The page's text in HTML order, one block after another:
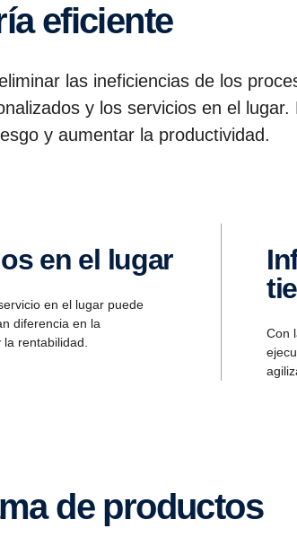
eficiente
las ineficiencias de los
y los servicios en el
y aumentar la productividad.
en el lugar
en el lugar puede
diferencia en la
la rentabilidad.
Información en
Con
de productos